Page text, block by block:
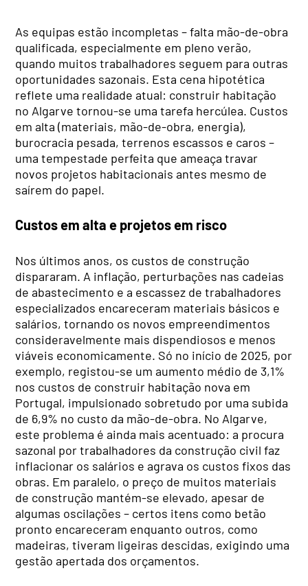
As equipas estão incompletas – falta mão-de-obra
qualificada, especialmente em pleno verão,
quando muitos trabalhadores seguem para outras
oportunidades sazonais. Esta cena hipotética
reflete uma realidade atual: construir habitação
no Algarve tornou-se uma tarefa hercúlea. Custos
em alta (materiais, mão-de-obra, energia),
burocracia pesada, terrenos escassos e caros –
uma tempestade perfeita que ameaça travar
novos projetos habitacionais antes mesmo de
saírem do papel.
Custos em alta e projetos em risco
Nos últimos anos, os custos de construção
dispararam. A inflação, perturbações nas cadeias
de abastecimento e a escassez de trabalhadores
especializados encareceram materiais básicos e
salários, tornando os novos empreendimentos
consideravelmente mais dispendiosos e menos
viáveis economicamente. Só no início de 2025, por
exemplo, registou-se um aumento médio de 3,1%
nos custos de construir habitação nova em
Portugal, impulsionado sobretudo por uma subida
de 6,9% no custo da mão-de-obra. No Algarve,
este problema é ainda mais acentuado: a procura
sazonal por trabalhadores da construção civil faz
inflacionar os salários e agrava os custos fixos das
obras. Em paralelo, o preço de muitos materiais
de construção mantém-se elevado, apesar de
algumas oscilações – certos itens como betão
pronto encareceram enquanto outros, como
madeiras, tiveram ligeiras descidas, exigindo uma
gestão apertada dos orçamentos.